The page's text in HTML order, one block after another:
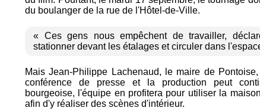
du boulanger de la rue de l'Hôtel-de-Ville.
« Ces gens nous empêchent de travailler,
stationner devant les étalages et circuler dans
Mais Jean-Philippe Lachenaud, le maire de
conférence de presse et la production peut
bourgeoise, l'équipe en profitera pour utiliser la
afin d'y réaliser des scènes d'intérieur.